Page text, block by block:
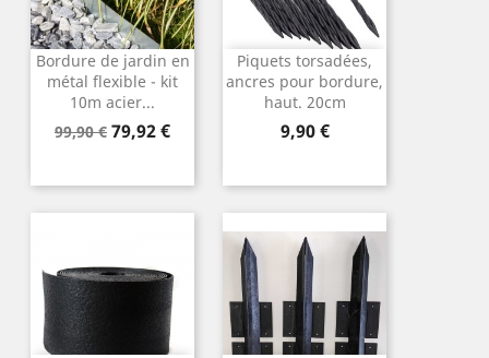
Bordure de jardin en
métal flexible - kit
10m acier...
Prix
99,90 € Prix
79,92 €
Piquets torsadées,
ancres pour bordure,
haut. 20cm
Prix
9,90 €